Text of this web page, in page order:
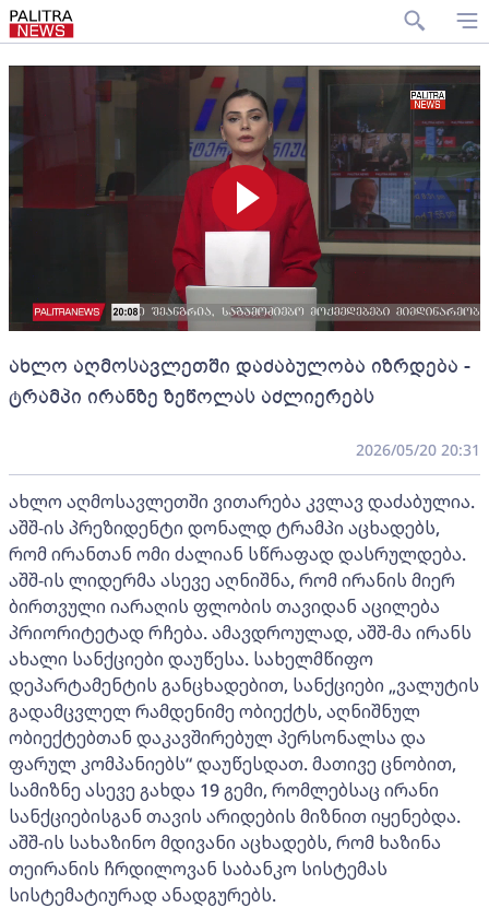
ახლო აღმოსავლეთში დაძაბულობა იზრდება -
ტრამპი ირანზე ზეწოლას აძლიერებს
2026/05/20 20:31
ახლო აღმოსავლეთში ვითარება კვლავ დაძაბულია.
აშშ-ის პრეზიდენტი დონალდ ტრამპი აცხადებს,
რომ ირანთან ომი ძალიან სწრაფად დასრულდება.
აშშ-ის ლიდერმა ასევე აღნიშნა, რომ ირანის მიერ
ბირთვული იარაღის ფლობის თავიდან აცილება
პრიორიტეტად რჩება. ამავდროულად, აშშ-მა ირანს
ახალი სანქციები დაუწესა. სახელმწიფო
დეპარტამენტის განცხადებით, სანქციები „ვალუტის
გადამცვლელ რამდენიმე ობიექტს, აღნიშნულ
ობიექტებთან დაკავშირებულ პერსონალსა და
ფარულ კომპანიებს“ დაუწესდათ. მათივე ცნობით,
სამიზნე ასევე გახდა 19 გემი, რომლებსაც ირანი
სანქციებისგან თავის არიდების მიზნით იყენებდა.
აშშ-ის სახაზინო მდივანი აცხადებს, რომ ხაზინა
თეირანის ჩრდილოვან საბანკო სისტემას
სისტემატიურად ანადგურებს.